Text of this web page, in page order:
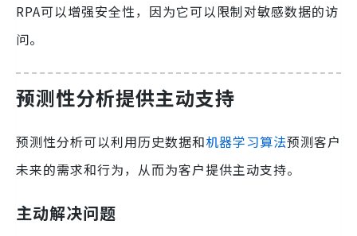
RPA可以增强安全性，因为它可以限制对敏感数据的访
问。
预测性分析提供主动支持
预测性分析可以利用历史数据和机器学习算法预测客户
未来的需求和行为，从而为客户提供主动支持。
主动解决问题